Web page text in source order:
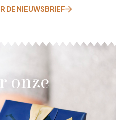
DE NIEUWSBRIEF
onze